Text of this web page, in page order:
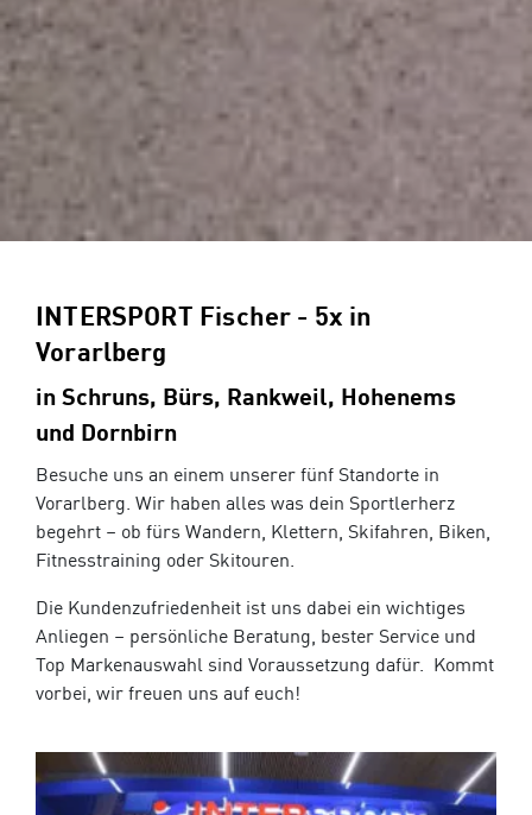
INTERSPORT Fischer - 5x in
Vorarlberg
in Schruns, Bürs, Rankweil, Hohenems
und Dornbirn
Besuche uns an einem unserer fünf Standorte in
Vorarlberg. Wir haben alles was dein Sportlerherz
begehrt – ob fürs Wandern, Klettern, Skifahren, Biken,
Fitnesstraining oder Skitouren.
Die Kundenzufriedenheit ist uns dabei ein wichtiges
Anliegen – persönliche Beratung, bester Service und
Top Markenauswahl sind Voraussetzung dafür. Kommt
vorbei, wir freuen uns auf euch!